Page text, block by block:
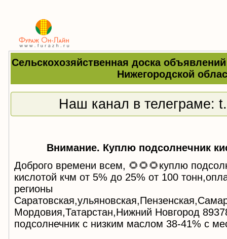
Сельскохозяйственная доска
Нижегородской
Наш канал в телеграме:
Внимание. Куплю подсолнечник
Доброго времени всем, 🌻🌻🌻куплю
кислотой кчм от 5% до 25% от 100
регионы
Мордовия,Татарстан,Нижний Новгород
подсолнечник с низким маслом 38-41% с